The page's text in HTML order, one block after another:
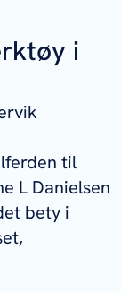
i
til
L Danielsen
bety i